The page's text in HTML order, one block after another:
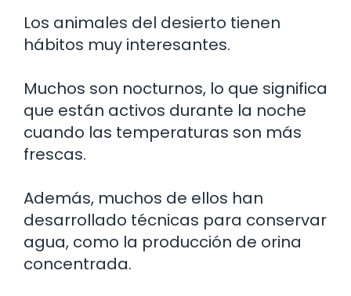
Los animales del desierto tienen
hábitos muy interesantes.
Muchos son nocturnos, lo que significa
que están activos durante la noche
cuando las temperaturas son más
frescas.
Además, muchos de ellos han
desarrollado técnicas para conservar
agua, como la producción de orina
concentrada.